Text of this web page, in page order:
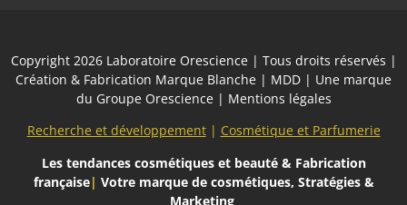
Copyright 2026 Laboratoire Orescience | Tous droits réservés |
Création & Fabrication Marque Blanche | MDD | Une marque
du Groupe Orescience| Mentions légales
Recherche et développement| Cosmétique et Parfumerie
Les tendances cosmétiques et beauté& Fabrication
française| Votre marque de cosmétiques, Stratégies &
Marketing